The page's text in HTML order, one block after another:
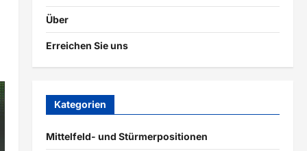
Über
Erreichen Sie uns
Kategorien
Mittelfeld- und Stürmerpositionen